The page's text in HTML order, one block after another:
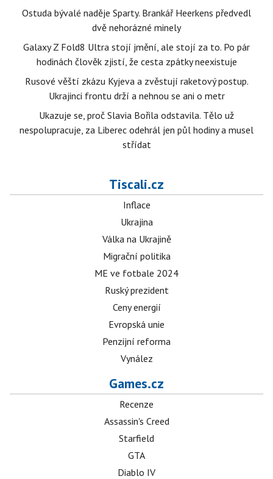
Ostuda bývalé naděje Sparty. Brankář Heerkens předvedl
dvě nehorázné minely
Galaxy Z Fold8 Ultra stojí jmění, ale stojí za to. Po pár
hodinách člověk zjistí, že cesta zpátky neexistuje
Rusové věští zkázu Kyjeva a zvěstují raketový postup.
Ukrajinci frontu drží a nehnou se ani o metr
Ukazuje se, proč Slavia Bořila odstavila. Tělo už
nespolupracuje, za Liberec odehrál jen půl hodiny a musel
střídat
Tiscali.cz
Inflace
Ukrajina
Válka na Ukrajině
Migrační politika
ME ve fotbale 2024
Ruský prezident
Ceny energií
Evropská unie
Penzijní reforma
Vynález
Games.cz
Recenze
Assassin's Creed
Starfield
GTA
Diablo IV